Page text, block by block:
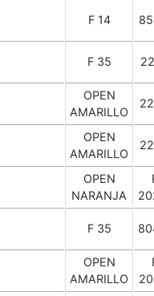
F 14
F 35
OPEN
AMARILLO
OPEN
AMARILLO
OPEN
NARANJA
F 35
OPEN
AMARILLO